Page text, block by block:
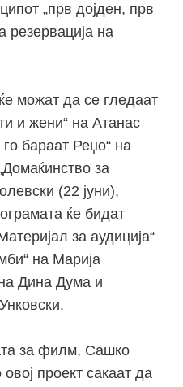
„прв дојден, прв
резервација на
можат да се гледаат
и жени“ на Атанас
го бараат Реџо“ на
за
(22 јуни),
ќе бидат
за аудиција“
на Марија
Дина Дума и
за филм, Сашко
проект сакаат да